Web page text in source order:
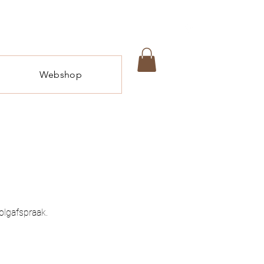
Webshop